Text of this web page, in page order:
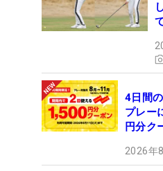
4日間
プレー
円分ク
2026年